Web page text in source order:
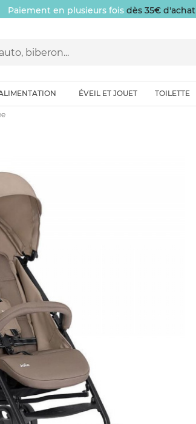
Paiement en plusieurs fois dès 35€ d'achat
ÉVEIL ET JOUET TOILETTE